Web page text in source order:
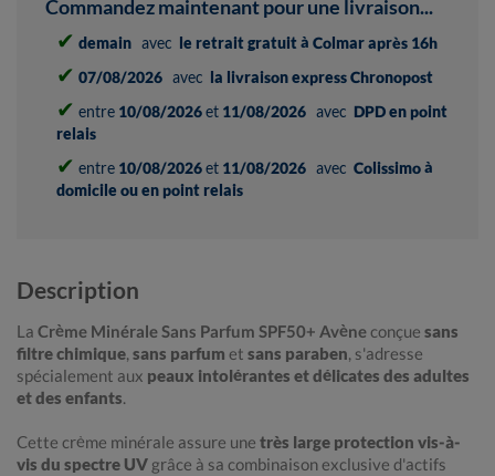
Commandez maintenant pour une livraison...
✔ demain avec le retrait gratuit à Colmar après 16h
✔ 07/08/2026 avec la livraison express Chronopost
✔ entre 10/08/2026et 11/08/2026 avec DPD en point
relais
✔ entre 10/08/2026et 11/08/2026 avec Colissimo à
domicile ou en point relais
Description
La Crème Minérale Sans Parfum SPF50+ Avèneconçue sans
filtre chimique, sans parfum et sans paraben, s'adresse
spécialement aux peaux intolérantes et délicates des adultes
et des enfants.
Cette crème minérale assure une très large protection vis-à-
vis du spectre UV grâce à sa combinaison exclusive d'actifs